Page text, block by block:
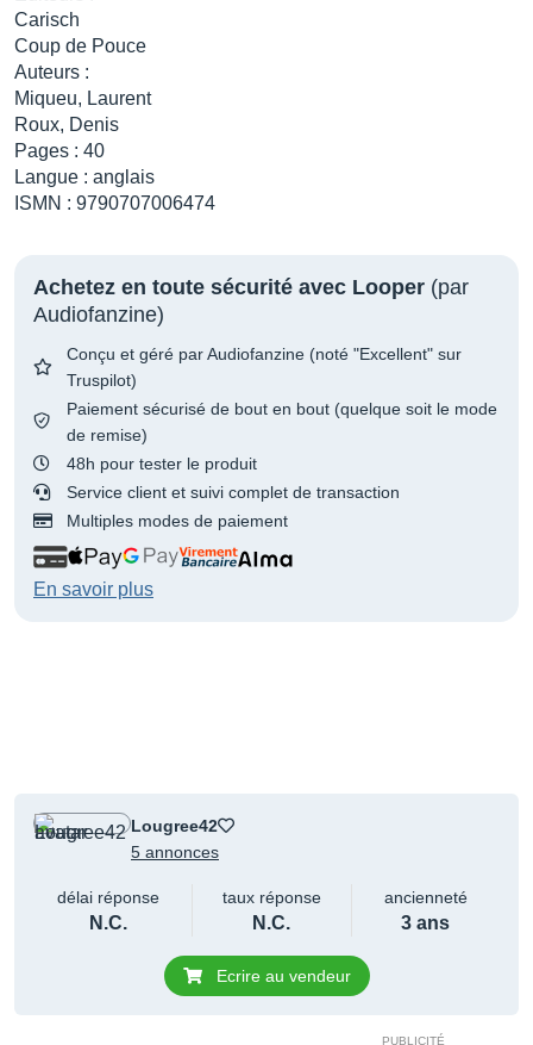
Carisch
Coup de Pouce
Auteurs :
Miqueu, Laurent
Roux, Denis
Pages : 40
Langue : anglais
ISMN : 9790707006474
Achetez en toute sécurité avec Looper (par
Audiofanzine)
Conçu et géré par Audiofanzine (noté "Excellent" sur
Truspilot)
Paiement sécurisé de bout en bout (quelque soit le mode
de remise)
48h pour tester le produit
Service client et suivi complet de transaction
Multiples modes de paiement
En savoir plus
Lougree42
5 annonces
délai réponse
N.C.
taux réponse
N.C.
ancienneté
3 ans
Ecrire au vendeur